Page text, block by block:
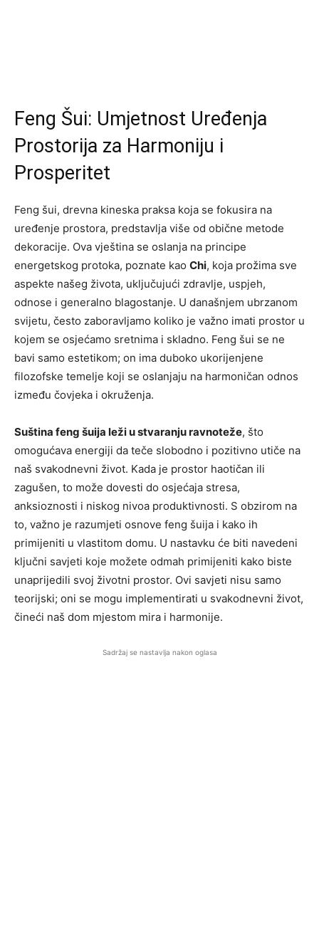
Feng Šui: Umjetnost Uređenja
Prostorija za Harmoniju i
Prosperitet
Feng šui, drevna kineska praksa koja se fokusira na
uređenje prostora, predstavlja više od obične metode
dekoracije. Ova vještina se oslanja na principe
energetskog protoka, poznate kao Chi, koja prožima sve
aspekte našeg života, uključujući zdravlje, uspjeh,
odnose i generalno blagostanje. U današnjem ubrzanom
svijetu, često zaboravljamo koliko je važno imati prostor u
kojem se osjećamo sretnima i skladno. Feng šui se ne
bavi samo estetikom; on ima duboko ukorijenjene
filozofske temelje koji se oslanjaju na harmoničan odnos
između čovjeka i okruženja.
Suština feng šuija leži u stvaranju ravnoteže, što
omogućava energiji da teče slobodno i pozitivno utiče na
naš svakodnevni život. Kada je prostor haotičan ili
zagušen, to može dovesti do osjećaja stresa,
anksioznosti i niskog nivoa produktivnosti. S obzirom na
to, važno je razumjeti osnove feng šuija i kako ih
primijeniti u vlastitom domu. U nastavku će biti navedeni
ključni savjeti koje možete odmah primijeniti kako biste
unaprijedili svoj životni prostor. Ovi savjeti nisu samo
teorijski; oni se mogu implementirati u svakodnevni život,
čineći naš dom mjestom mira i harmonije.
Sadržaj se nastavlja nakon oglasa